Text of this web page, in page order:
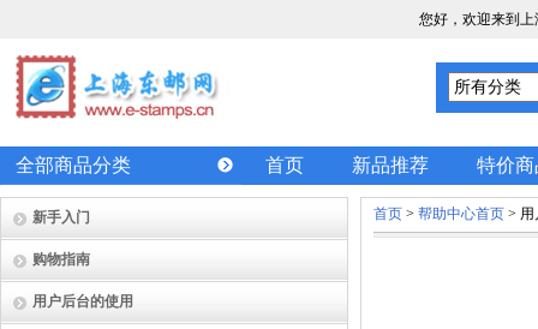
您好，欢迎来到
全部商品分类 首页 新品推荐 特价商
新手入门
购物指南
用户后台的使用
首页 > 帮助中心首页 > 用